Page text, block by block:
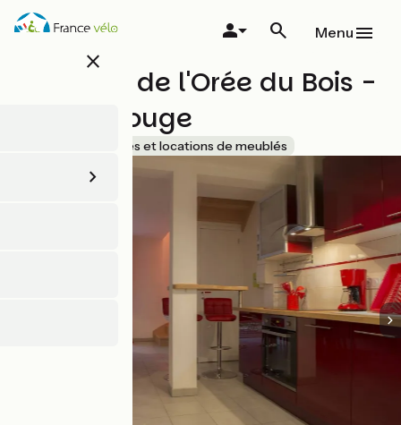
Aller
au
close
Menu
Les Gîtes de l'Orée du Bois -
Nuage Rouge
Gîtes et locations de meublés